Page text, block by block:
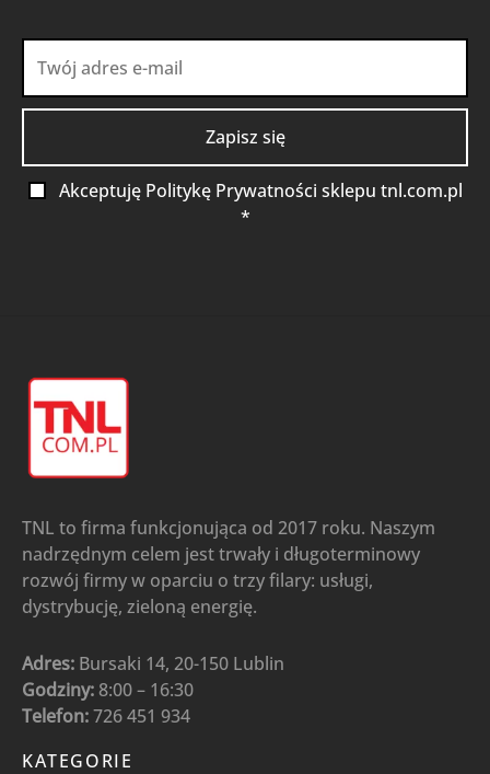
Akceptuję Politykę Prywatności sklepu tnl.com.pl
*
TNL to firma funkcjonująca od 2017 roku. Naszym
nadrzędnym celem jest trwały i długoterminowy
rozwój firmy w oparciu o trzy filary: usługi,
dystrybucję, zieloną energię.
Adres: Bursaki 14, 20-150 Lublin
Godziny: 8:00 – 16:30
Telefon:726 451 934
KATEGORIE